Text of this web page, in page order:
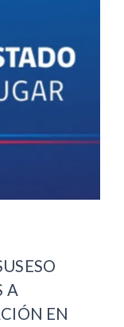
A
EN